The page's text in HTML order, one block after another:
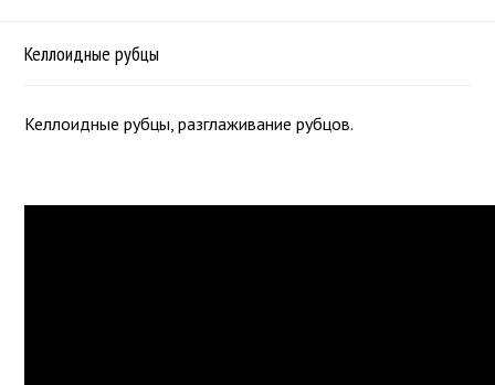
Келлоидные рубцы
Келлоидные рубцы, разглаживание рубцов.